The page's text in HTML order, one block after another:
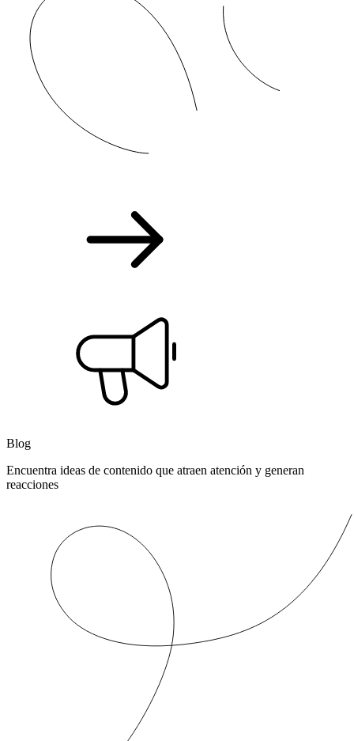
Blog
Encuentra ideas de contenido que atraen atención y generan
reacciones